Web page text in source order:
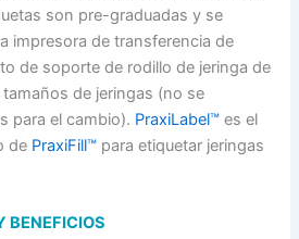
son pre-graduadas y se
impresora de transferencia de
de soporte de rodillo de jeringa de
de jeringas (no se
para el cambio). PraxiLabel™ es el
de PraxiFill™ para etiquetar jeringas
BENEFICIOS